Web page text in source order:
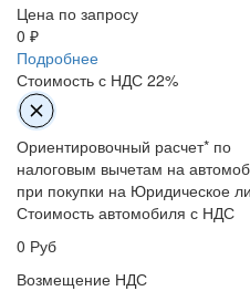
Цена по запросу
0 ₽
Подробнее
Стоимость с НДС 22%
Ориентировочный расчет* по
налоговым вычетам на
при покупки на Юридическое
Стоимость автомобиля с НДС
0 Руб
Возмещение НДС